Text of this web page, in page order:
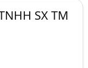
SX TM